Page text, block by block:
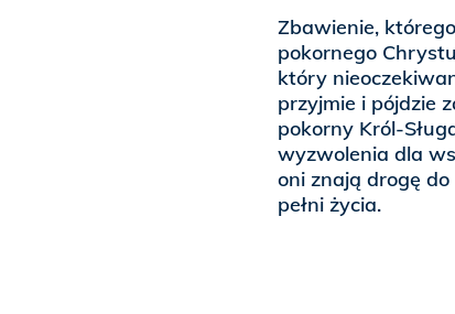
Zbawienie,
pokornego
który
przyjmie i pójdzie
pokorny Król-
wyzwolenia dla
oni znają drogę
pełni życia.